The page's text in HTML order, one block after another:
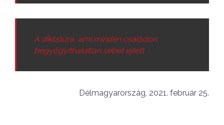
A diktatúra, ami minden családon
begyógyíthatatlan sebet ejtett
Délmagyarország, 2021. február 25.